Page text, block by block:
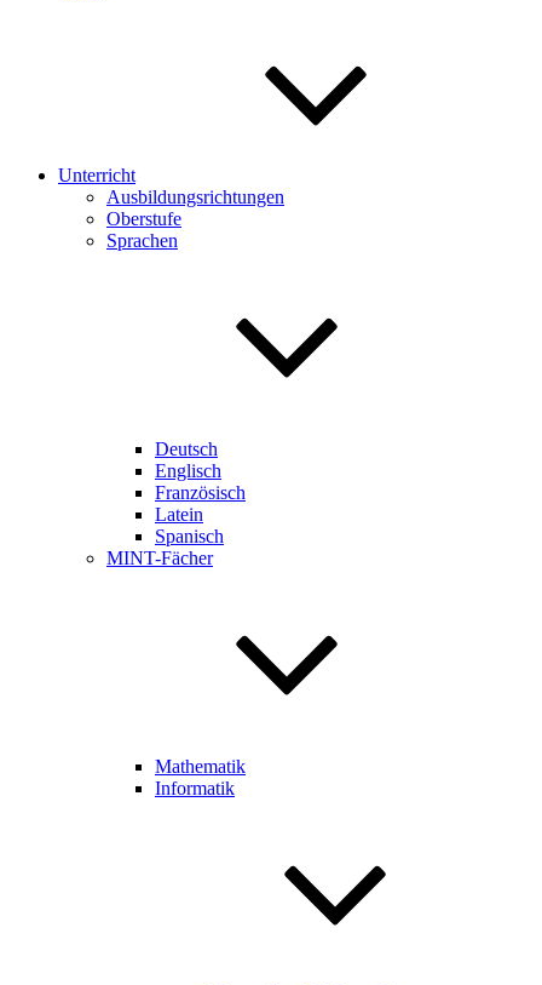
Unterricht
Ausbildungsrichtungen
Oberstufe
Sprachen
Deutsch
Englisch
Französisch
Latein
Spanisch
MINT-Fächer
Mathematik
Informatik